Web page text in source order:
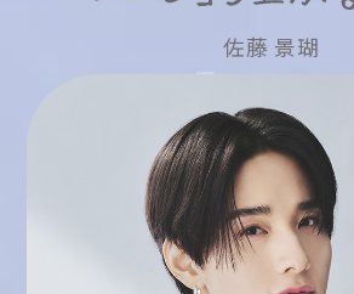
佐藤 景瑚
TO